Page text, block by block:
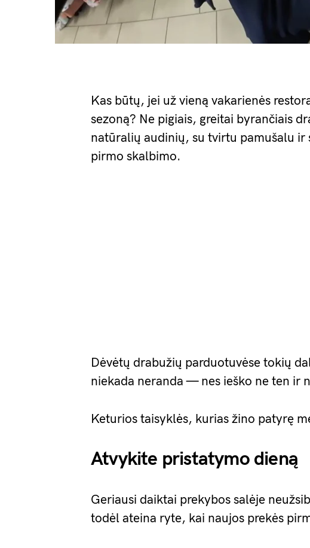
Kas būtų, jei už vieną vakarienės
sezoną? Ne pigiais, greitai byrančiais
natūralių audinių, su tvirtu pamušalu ir
pirmo skalbimo.
Dėvėtų drabužių parduotuvėse tokių
niekada neranda — nes ieško ne ten ir
Keturios taisyklės, kurias žino patyrę
Atvykite pristatymo dieną
Geriausi daiktai prekybos salėje
todėl ateina ryte, kai naujos prekės